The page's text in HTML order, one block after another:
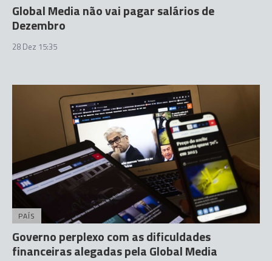
Global Media não vai pagar salários de
Dezembro
28 Dez 15:35
PAÍS
Governo perplexo com as dificuldades
financeiras alegadas pela Global Media